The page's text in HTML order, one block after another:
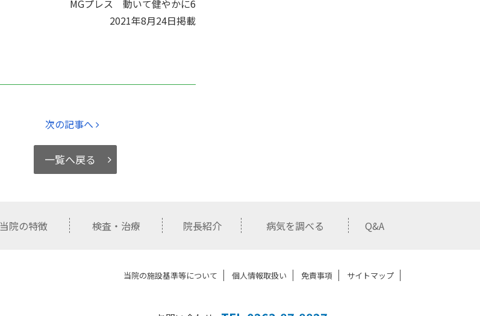
MGプレス 動いて健やかに6
2021年8月24日掲載
次の記事へ
一覧へ戻る
当院の特徴 検査・治療 院長紹介 病気を調べる Q&A
当院の施設基準等について 個人情報取扱い 免責事項 サイトマップ